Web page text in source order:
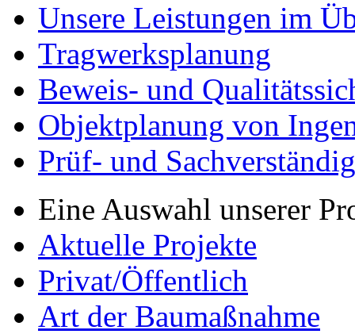
Unsere Leistungen im
Tragwerksplanung
Beweis- und
Objektplanung von
Prüf- und
Eine Auswahl unserer
Aktuelle Projekte
Privat/Öffentlich
Art der Baumaßnahme